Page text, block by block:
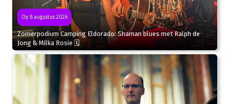
Op 8 augustus 2026
Zomerpodium Camping Eldorado: Shaman blues met Ralph de
Jong & Milka Rosie 🗓